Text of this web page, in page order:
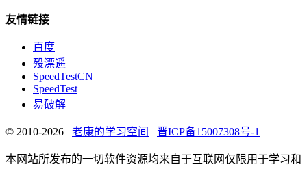
友情链接
百度
殁漂遥
SpeedTestCN
SpeedTest
易破解
© 2010-2026 老康的学习空间 晋ICP备15007308号-1
本网站所发布的一切软件资源均来自于互联网仅限用于学习和